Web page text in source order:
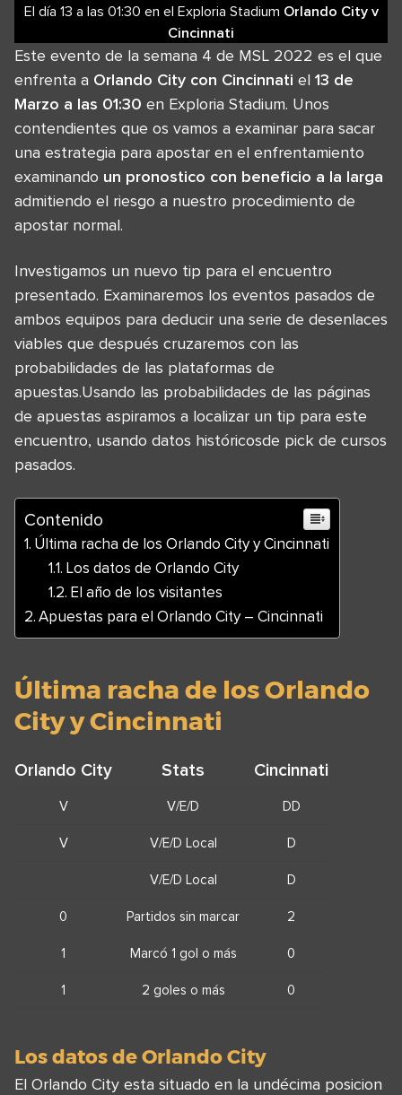
El día 13 a las 01:30 en el Exploria Stadium Orlando Cityv
Cincinnati
Este evento de la semana 4 de MSL 2022 es el que
enfrenta a Orlando City con Cincinnati el 13 de
Marzo a las 01:30 en Exploria Stadium. Unos
contendientes que os vamos a examinar para sacar
una estrategia para apostar en el enfrentamiento
examinando un pronostico con beneficio a la larga
admitiendo el riesgo a nuestro procedimiento de
apostar normal.
Investigamos un nuevo tip para el encuentro
presentado. Examinaremos los eventos pasados de
ambos equipos para deducir una serie de desenlaces
viables que después cruzaremos con las
probabilidades de las plataformas de
apuestas.Usando las probabilidades de las páginas
de apuestas aspiramos a localizar un tip para este
encuentro, usando datos históricosde pick de cursos
pasados.
Contenido
Última racha de los Orlando City y Cincinnati
Los datos de Orlando City
El año de los visitantes
Apuestas para el Orlando City – Cincinnati
Última racha de los Orlando
City y Cincinnati
Orlando City Stats Cincinnati
V V/E/D DD
V V/E/D Local D
V/E/D Local D
0 Partidos sin marcar 2
1 Marcó 1 gol o más 0
1 2 goles o más 0
Los datos de Orlando City
El Orlando City esta situado en la undécima posicion